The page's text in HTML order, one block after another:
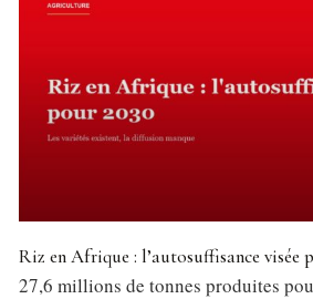
Riz en Afrique : l’autosuffisance visée
27,6 millions de tonnes produites